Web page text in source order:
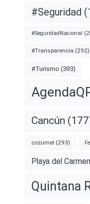
#Seguridad
#SeguridadNacional
#Transparencia (292)
#Turismo (393)
Cancún
cozumel (293)
Playa del Carmen
Quintana